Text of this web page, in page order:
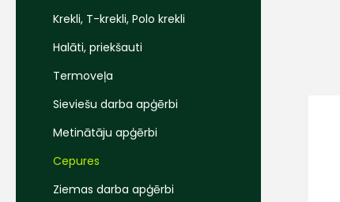
Krekli, T-krekli, Polo krekli
Halāti, priekšauti
Termoveļa
Sieviešu darba apģērbi
Metinātāju apģērbi
Cepures
Ziemas darba apģērbi